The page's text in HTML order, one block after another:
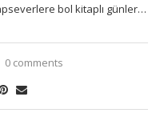
bol kitaplı günler…
0 comments